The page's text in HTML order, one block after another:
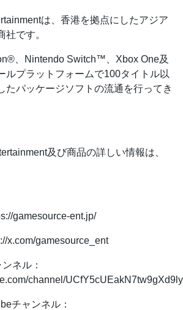
は、香港を拠点にしたアジア
社です。
、Nintendo Switch™️、Xbox One及
ルプラットフォームで100タイトル以
たパッケージソフトの流通を行ってき
及び商品の詳しい情報は、
gamesource-ent.jp/
x.com/gamesource_ent
ネル：
channel/
チャンネル：